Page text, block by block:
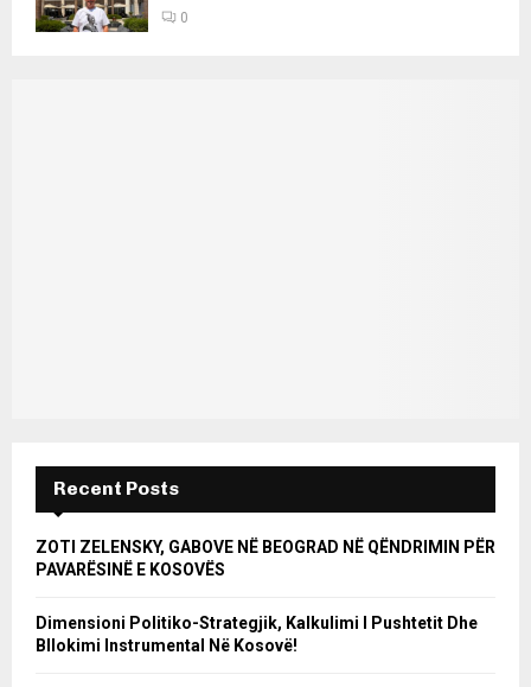
0
Recent Posts
ZOTI ZELENSKY, GABOVE NË BEOGRAD NË QËNDRIMIN PËR
PAVARËSINË E KOSOVËS
Dimensioni Politiko-Strategjik, Kalkulimi I Pushtetit Dhe
Bllokimi Instrumental Në Kosovë!